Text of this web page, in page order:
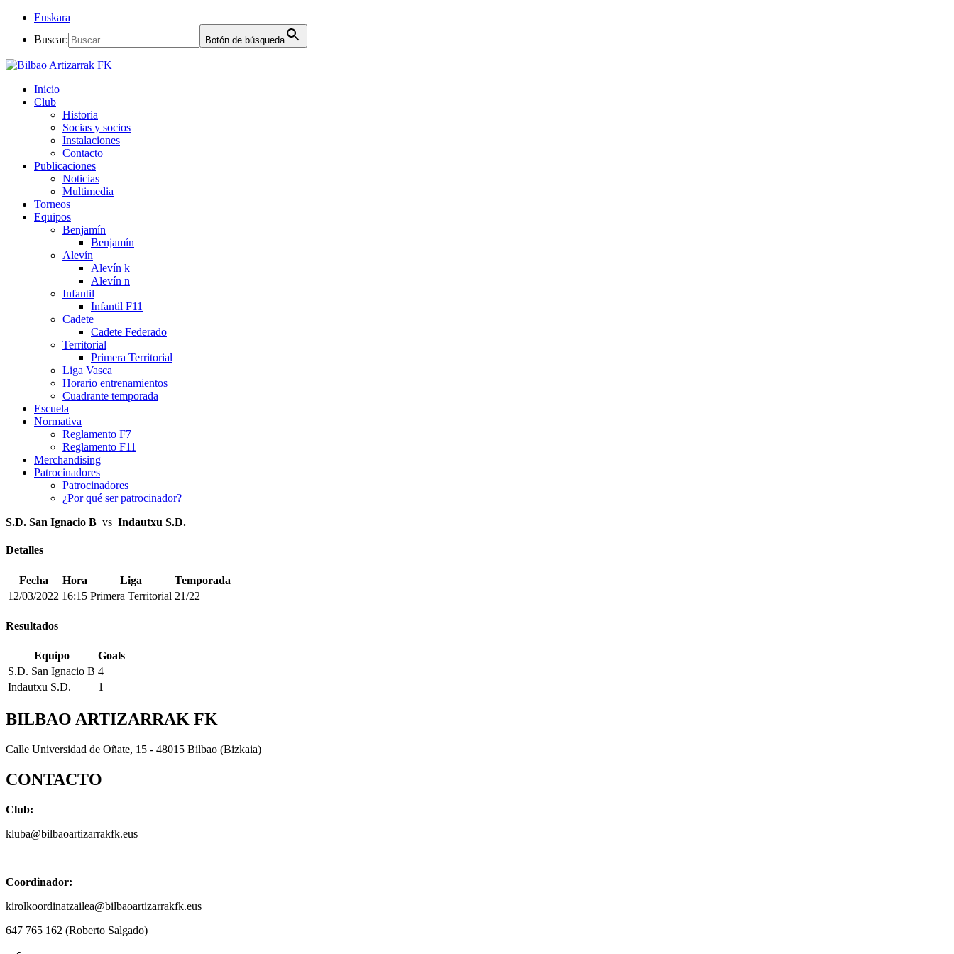
Euskara
Buscar:
Botón de búsqueda
Inicio
Club
Historia
Socias y socios
Instalaciones
Contacto
Publicaciones
Noticias
Multimedia
Torneos
Equipos
Benjamín
Benjamín
Alevín
Alevín k
Alevín n
Infantil
Infantil F11
Cadete
Cadete Federado
Territorial
Primera Territorial
Liga Vasca
Horario entrenamientos
Cuadrante temporada
Escuela
Normativa
Reglamento F7
Reglamento F11
Merchandising
Patrocinadores
Patrocinadores
¿Por qué ser patrocinador?
S.D. San Ignacio B vs Indautxu S.D.
Detalles
Fecha Hora Liga
Temporada
12/03/2022 16:15 Primera Territorial 21/22
Resultados
Equipo
Goals
S.D. San Ignacio B 4
Indautxu S.D.
1
BILBAO ARTIZARRAK FK
Calle Universidad de Oñate, 15 - 48015 Bilbao (Bizkaia)
CONTACTO
Club:
kluba@bilbaoartizarrakfk.eus
Coordinador:
kirolkoordinatzailea@bilbaoartizarrakfk.eus
647 765 162 (Roberto Salgado)